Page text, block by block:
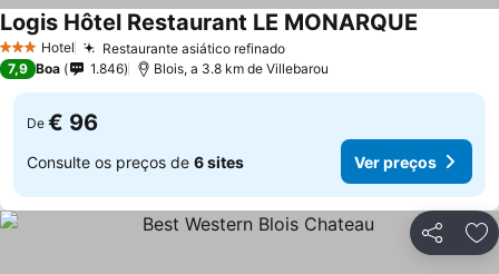
3 EstrelasHotel Restaurante asiático refinadoVer preços
Logis Hôtel Restaurant LE MONARQUE
7,9 Boa 1.846 Blois, a 3.8 km de Villebarou
De € 96
Consulte os preços de 6 sites Ver preços
Partilhar